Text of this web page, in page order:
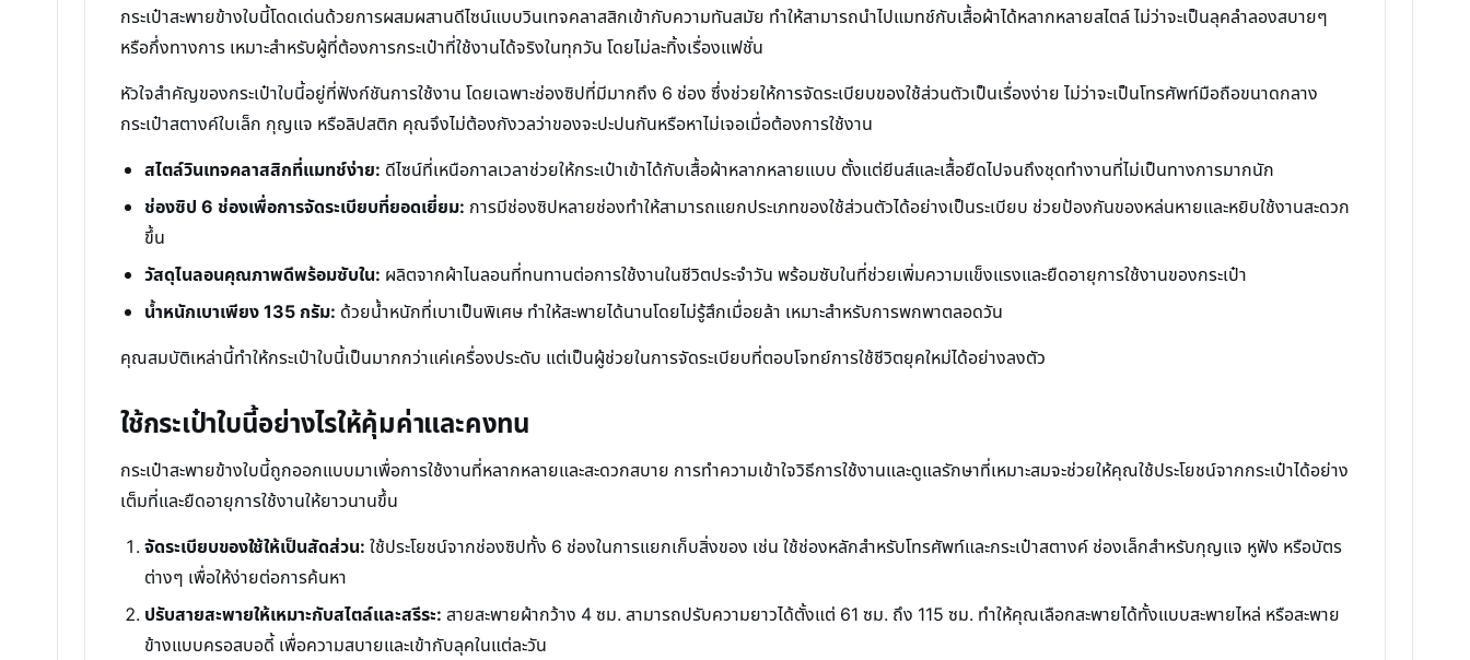
กระเป๋าสะพายข้างใบนี้โดดเด่นด้วยการผสมผสานดีไซน์แบบวินเทจคลาสสิกเข้ากับความทันสมัย ทำให้สามารถนำไปแมทช์กับเสื้อผ้าได้หลากหลายสไตล์ ไม่ว่าจะเป็นลุคลำลองสบายๆ
หรือกึ่งทางการ เหมาะสำหรับผู้ที่ต้องการกระเป๋าที่ใช้งานได้จริงในทุกวัน โดยไม่ละทิ้งเรื่องแฟชั่น
หัวใจสำคัญของกระเป๋าใบนี้อยู่ที่ฟังก์ชันการใช้งาน โดยเฉพาะช่องซิปที่มีมากถึง 6 ช่อง ซึ่งช่วยให้การจัดระเบียบของใช้ส่วนตัวเป็นเรื่องง่าย ไม่ว่าจะเป็นโทรศัพท์มือถือขนาดกลาง
กระเป๋าสตางค์ใบเล็ก กุญแจ หรือลิปสติก คุณจึงไม่ต้องกังวลว่าของจะปะปนกันหรือหาไม่เจอเมื่อต้องการใช้งาน
สไตล์วินเทจคลาสสิกที่แมทช์ง่าย: ดีไซน์ที่เหนือกาลเวลาช่วยให้กระเป๋าเข้าได้กับเสื้อผ้าหลากหลายแบบ ตั้งแต่ยีนส์และเสื้อยืดไปจนถึงชุดทำงานที่ไม่เป็นทางการมากนัก
ช่องซิป 6 ช่องเพื่อการจัดระเบียบที่ยอดเยี่ยม: การมีช่องซิปหลายช่องทำให้สามารถแยกประเภทของใช้ส่วนตัวได้อย่างเป็นระเบียบ ช่วยป้องกันของหล่นหายและหยิบใช้งานสะดวก
ขึ้น
วัสดุไนลอนคุณภาพดีพร้อมซับใน: ผลิตจากผ้าไนลอนที่ทนทานต่อการใช้งานในชีวิตประจำวัน พร้อมซับในที่ช่วยเพิ่มความแข็งแรงและยืดอายุการใช้งานของกระเป๋า
น้ำหนักเบาเพียง 135 กรัม: ด้วยน้ำหนักที่เบาเป็นพิเศษ ทำให้สะพายได้นานโดยไม่รู้สึกเมื่อยล้า เหมาะสำหรับการพกพาตลอดวัน
คุณสมบัติเหล่านี้ทำให้กระเป๋าใบนี้เป็นมากกว่าแค่เครื่องประดับ แต่เป็นผู้ช่วยในการจัดระเบียบที่ตอบโจทย์การใช้ชีวิตยุคใหม่ได้อย่างลงตัว
ใช้กระเป๋าใบนี้อย่างไรให้คุ้มค่าและคงทน
กระเป๋าสะพายข้างใบนี้ถูกออกแบบมาเพื่อการใช้งานที่หลากหลายและสะดวกสบาย การทำความเข้าใจวิธีการใช้งานและดูแลรักษาที่เหมาะสมจะช่วยให้คุณใช้ประโยชน์จากกระเป๋าได้อย่าง
เต็มที่และยืดอายุการใช้งานให้ยาวนานขึ้น
จัดระเบียบของใช้ให้เป็นสัดส่วน: ใช้ประโยชน์จากช่องซิปทั้ง 6 ช่องในการแยกเก็บสิ่งของ เช่น ใช้ช่องหลักสำหรับโทรศัพท์และกระเป๋าสตางค์ ช่องเล็กสำหรับกุญแจ หูฟัง หรือบัตร
ต่างๆ เพื่อให้ง่ายต่อการค้นหา
ปรับสายสะพายให้เหมาะกับสไตล์และสรีระ: สายสะพายผ้ากว้าง 4 ซม. สามารถปรับความยาวได้ตั้งแต่ 61 ซม. ถึง 115 ซม. ทำให้คุณเลือกสะพายได้ทั้งแบบสะพายไหล่ หรือสะพาย
ข้างแบบครอสบอดี้ เพื่อความสบายและเข้ากับลุคในแต่ละวัน